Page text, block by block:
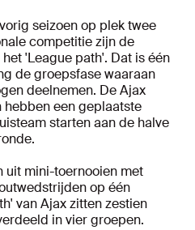
seizoen op plek twee
competitie zijn de
'League path'. Dat is één
de groepsfase waaraan
deelnemen. De Ajax
hebben een geplaatste
starten aan de halve
uit mini-toernooien met
op één
van Ajax zitten zestien
in vier groepen.